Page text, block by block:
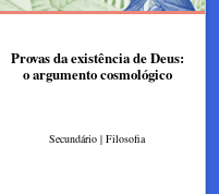
Provas da existência de Deus:
o argumento cosmológico
Secundário | Filosofia